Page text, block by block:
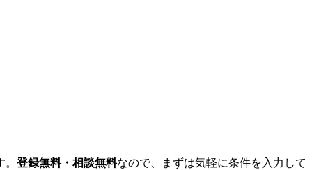
登録無料・相談無料なので、まずは気軽に条件を入力して